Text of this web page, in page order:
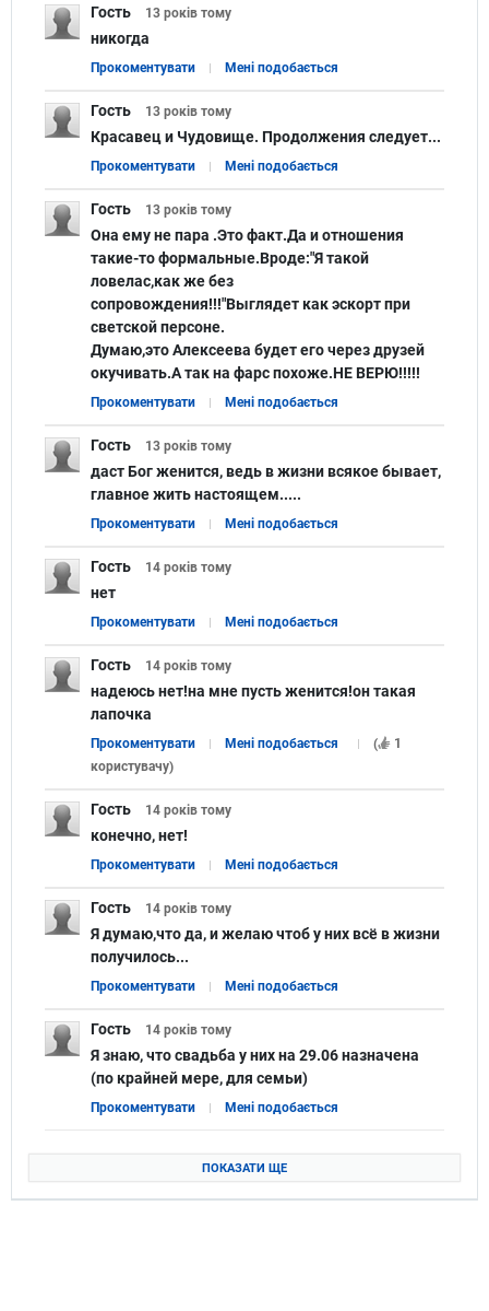
Гость 13 років тому
никогда
Прокоментувати Мені подобається
Гость 13 років тому
Красавец и Чудовище. Продолжения следует...
Прокоментувати Мені подобається
Гость 13 років тому
Она ему не пара .Это факт.Да и отношения
такие-то формальные.Вроде:"Я такой
ловелас,как же без
сопровождения!!!"Выглядет как эскорт при
светской персоне.
Думаю,это Алексеева будет его через друзей
окучивать.А так на фарс похоже.НЕ ВЕРЮ!!!!!
Прокоментувати Мені подобається
Гость 13 років тому
даст Бог женится, ведь в жизни всякое бывает,
главное жить настоящем.....
Прокоментувати Мені подобається
Гость 14 років тому
нет
Прокоментувати Мені подобається
Гость 14 років тому
надеюсь нет!на мне пусть женится!он такая
лапочка
Прокоментувати Мені подобається (
1
користувачу)
Гость 14 років тому
конечно, нет!
Прокоментувати Мені подобається
Гость 14 років тому
Я думаю,что да, и желаю чтоб у них всё в жизни
получилось...
Прокоментувати Мені подобається
Гость 14 років тому
Я знаю, что свадьба у них на 29.06 назначена
(по крайней мере, для семьи)
Прокоментувати Мені подобається
ПОКАЗАТИ ЩЕ